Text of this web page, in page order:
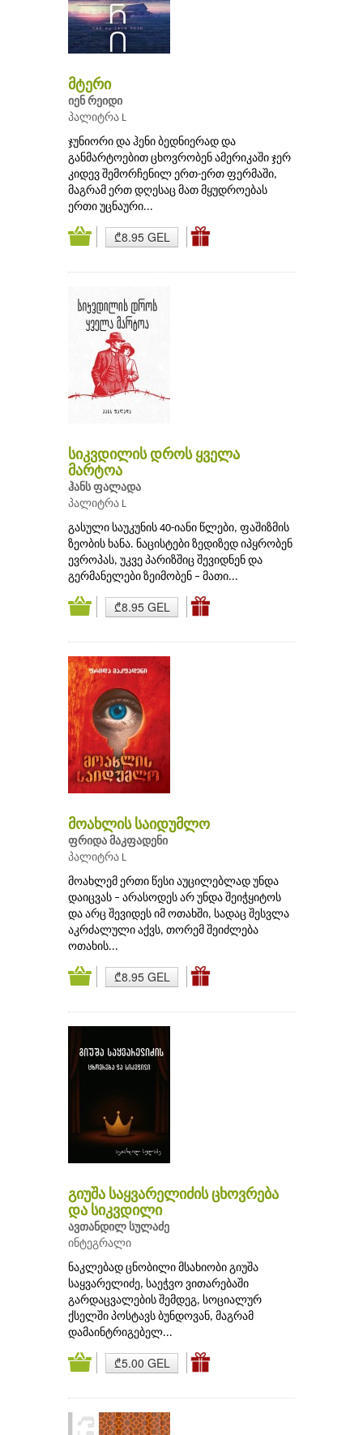
მტერი
იენ რეიდი
პალიტრა L
ჯუნიორი და ჰენი ბედნიერად და
განმარტოებით ცხოვრობენ ამერიკაში ჯერ
კიდევ შემორჩენილ ერთ-ერთ ფერმაში,
მაგრამ ერთ დღესაც მათ მყუდროებას
ერთი უცნაური...
₾8.95 GEL
სიკვდილის დროს ყველა
მარტოა
ჰანს ფალადა
პალიტრა L
გასული საუკუნის 40-იანი წლები, ფაშიზმის
ზეობის ხანა. ნაცისტები ზედიზედ იპყრობენ
ევროპას, უკვე პარიზშიც შევიდნენ და
გერმანელები ზეიმობენ – მათი...
₾8.95 GEL
მოახლის საიდუმლო
ფრიდა მაკფადენი
პალიტრა L
მოახლემ ერთი წესი აუცილებლად უნდა
დაიცვას – არასოდეს არ უნდა შეიჭყიტოს
და არც შევიდეს იმ ოთახში, სადაც შესვლა
აკრძალული აქვს, თორემ შეიძლება
ოთახის...
₾8.95 GEL
გიუშა საყვარელიძის ცხოვრება
და სიკვდილი
ავთანდილ სულაძე
ინტეგრალი
ნაკლებად ცნობილი მსახიობი გიუშა
საყვარელიძე, საეჭვო ვითარებაში
გარდაცვალების შემდეგ, სოციალურ
ქსელში პოსტავს ბუნდოვან, მაგრამ
დამაინტრიგებელ...
₾5.00 GEL